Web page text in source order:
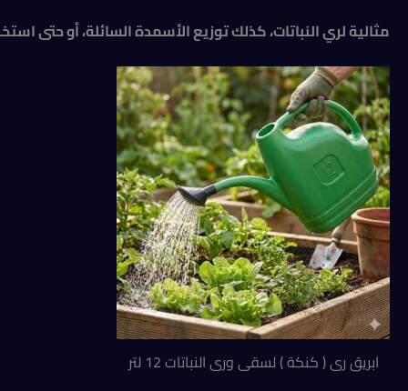
مثالية لري النباتات، كذلك توزيع الأسمدة السائلة، أو حتى
ابريق رى ( كنكة ) لسقى ورى النباتات 12 لتر